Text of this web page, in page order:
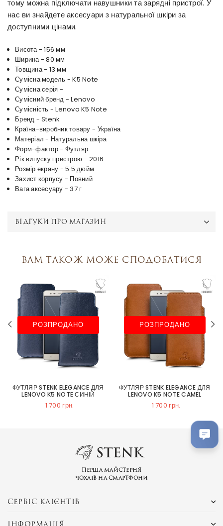
тому можна підключати навушники та зарядні пристрої. У
нас ви знайдете аксесуари з натуральної шкіри за
доступними цінами.
Висота - 156 мм
Ширина - 80 мм
Товщина - 13 мм
Сумісна модель - K5 Note
Сумісна серія -
Сумісний бренд - Lenovo
Сумісність - Lenovo K5 Note
Бренд - Stenk
Країна-виробник товару - Україна
Матеріал - Натуральна шкіра
Форм-фактор - Футляр
Рік випуску пристрою - 2016
Розмір екрану - 5.5 дюйм
Захист корпусу - Повний
Вага аксесуару - 37 г
ВІДГУКИ ПРО МАГАЗИН
Вам також може сподобатися
РОЗПРОДАНО
ФУТЛЯР STENK ELEGANCE ДЛЯ
LENOVO K5 NOTE СИНІЙ
1 700 грн.
РОЗПРОДАНО
ФУТЛЯР STENK ELEGANCE ДЛЯ
LENOVO K5 NOTE CAMEL
1 700 грн.
Перша майстерня
чохлів на смартфони
СЕРВІС КЛІЄНТІВ
ІНФОРМАЦІЯ